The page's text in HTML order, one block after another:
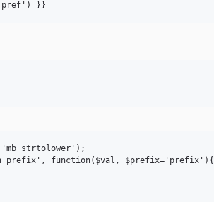
function($val, $prefix='prefix'){